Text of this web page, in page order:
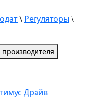
\ Регуляторы \